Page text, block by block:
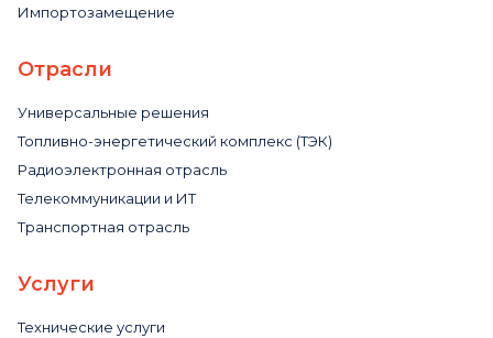
Импортозамещение
Отрасли
Универсальные решения
Топливно-энергетический комплекс (ТЭК)
Радиоэлектронная отрасль
Телекоммуникации и ИТ
Транспортная отрасль
Услуги
Технические услуги